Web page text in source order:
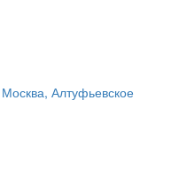
Москва, Алтуфьевское